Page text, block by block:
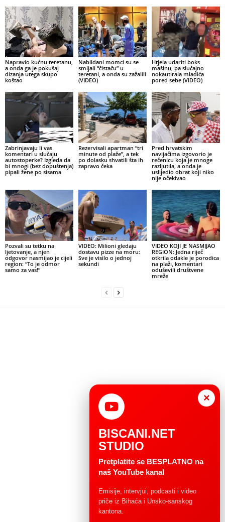
Napravio kućnu teretanu,
a onda ga je pokušaj
dizanja utega skupo
koštao
Nabildani momci su se
smijali “čistaču” u
teretani, a onda su zažalili
(VIDEO)
Htjela udariti boks
mašinu, pa slučajno
nokautirala mladića
pored sebe (VIDEO)
Zabrinjavaju li vas
komentari u slučaju
autostoperke? Izgleda da
bi mnogi (bez dopuštenja)
pipali žene po sisama
Rezervisali apartman “tri
minute od plaže”, a tek
po dolasku shvatili šta ih
zapravo čeka
Pred hrvatskim
navijačima izgovorio je
rečenicu koja je mnoge
razljutila, a onda je
uslijedio obrat koji niko
nije očekivao
Pozvali su tetku na
ljetovanje, a njen
odgovor nasmijao je cijeli
region: “To je odmor
samo za vas!”
VIDEO: Milioni gledaju
dostavu pizze na moru:
Sve je visilo o jednoj
sekundi
VIDEO KOJI JE NASMIJAO
REGION: Jedna riječ
otkrila odakle je porodica
na plaži, komentari
oduševili društvene
mreže
×
BISCANI.NET
STUDIO
Pretplatite se BESPLATNO na
naš YouTube kanal
Emisije, intervjui, podcasti i video
priče iz Bihaća i Unsko-sanskog
kantona.